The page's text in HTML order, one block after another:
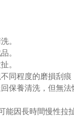
。
。
。
同程度的磨損刮痕
保養清洗，但無
能因長時間慢性拉